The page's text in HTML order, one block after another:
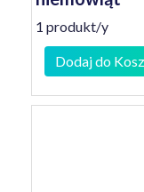
1 produkt/y
Dodaj do